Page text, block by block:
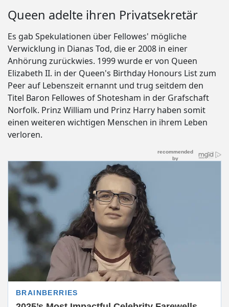
Queen adelte ihren Privatsekretär
Es gab Spekulationen über Fellowes' mögliche
Verwicklung in Dianas Tod, die er 2008 in einer
Anhörung zurückwies. 1999 wurde er von Queen
Elizabeth II. in der Queen's Birthday Honours List zum
Peer auf Lebenszeit ernannt und trug seitdem den
Titel Baron Fellowes of Shotesham in der Grafschaft
Norfolk. Prinz William und Prinz Harry haben somit
einen weiteren wichtigen Menschen in ihrem Leben
verloren.